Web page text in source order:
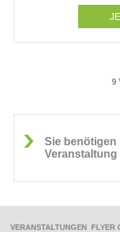
9
Sie benötigen
Veranstaltung
VERANSTALTUNGEN FLYER